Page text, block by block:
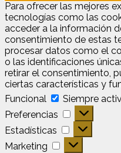
Para ofrecer las mejores
tecnologías como las
acceder a la información
consentimiento de estas
procesar datos como el
o las identificaciones
retirar el consentimiento,
ciertas características y
Funcional
Funcional
Siempre
Preferencias
Estadísticas
Estadísticas
Marketing
Marketing